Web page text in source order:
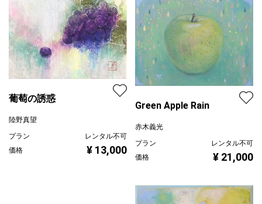
葡萄の誘惑
陸野真望
プラン
価格
¥ 13,000
Green Apple Rain
赤木義光
プラン
価格
¥ 21,000